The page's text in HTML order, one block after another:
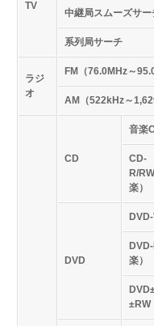
TV
中継局スムーズサー
系列局サーチ
ラジ
オ
FM（76.0MHz～
AM（522kHz～
CD
音楽
CD-
R/
楽）
DVD
楽）
±RW